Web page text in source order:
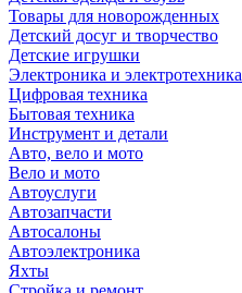
Товары для новорожденных
Детский досуг и творчество
Детские игрушки
Электроника и электротехника
Цифровая техника
Бытовая техника
Инструмент и детали
Авто, вело и мото
Вело и мото
Автоуслуги
Автозапчасти
Автосалоны
Автоэлектроника
Яхты